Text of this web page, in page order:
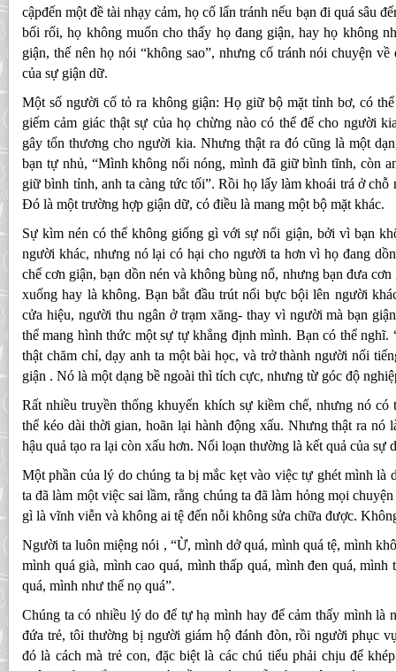
cậpđến một đề tài nhạy cảm, họ cố lẩn tránh nếu bạn đi quá sâu
bối rối, họ không muốn cho thấy họ đang giận, hay họ không
giận, thế nên họ nói “không sao”, nhưng cố tránh nói chuyện
của sự giận dữ.
Một số người cố tỏ ra không giận: Họ giữ bộ mặt tỉnh bơ, có
giếm cảm giác thật sự của họ chừng nào có thể để cho người
gây tổn thương cho người kia. Nhưng thật ra đó cũng là một
bạn tự nhủ, “Mình không nổi nóng, mình đã giữ bình tĩnh, còn
giữ bình tỉnh, anh ta càng tức tối”. Rồi họ lấy làm khoái trá ở chỗ
Đó là một trường hợp giận dữ, có điều là mang một bộ mặt khác.
Sự kìm nén có thể không giống gì với sự nổi giận, bởi vì bạn
người khác, nhưng nó lại có hại cho người ta hơn vì họ đang
chế cơn giận, bạn dồn nén và không bùng nổ, nhưng bạn đưa
xuống hay là không. Bạn bắt đầu trút nổi bực bội lên người
cửa hiệu, người thu ngân ở trạm xăng- thay vì người mà bạn
thể mang hình thức một sự tự khẳng định mình. Bạn có thể
thật chăm chỉ, dạy anh ta một bài học, và trở thành người nổi
giận . Nó là một dạng bề ngoài thì tích cực, nhưng từ góc độ
Rất nhiều truyền thống khuyến khích sự kiềm chế, nhưng nó
thể kéo dài thời gian, hoãn lại hành động xấu. Nhưng thật ra nó
hậu quả tạo ra lại còn xấu hơn. Nổi loạn thường là kết quả của sự
Một phần của lý do chúng ta bị mắc kẹt vào việc tự ghét mình là
ta đã làm một việc sai lầm, rằng chúng ta đã làm hỏng mọi
gì là vĩnh viễn và không ai tệ đến nỗi không sửa chữa được.
Người ta luôn miệng nói , “Ừ, mình dở quá, mình quá tệ, mình
mình quá già, mình cao quá, mình thấp quá, mình đen quá, mình
quá, mình như thế nọ quá”.
Chúng ta có nhiều lý do để tự hạ mình hay để cảm thấy mình là
đứa trẻ, tôi thường bị người giám hộ đánh đòn, rồi người phục
đó là cách mà trẻ con, đặc biệt là các chú tiểu phải chịu để